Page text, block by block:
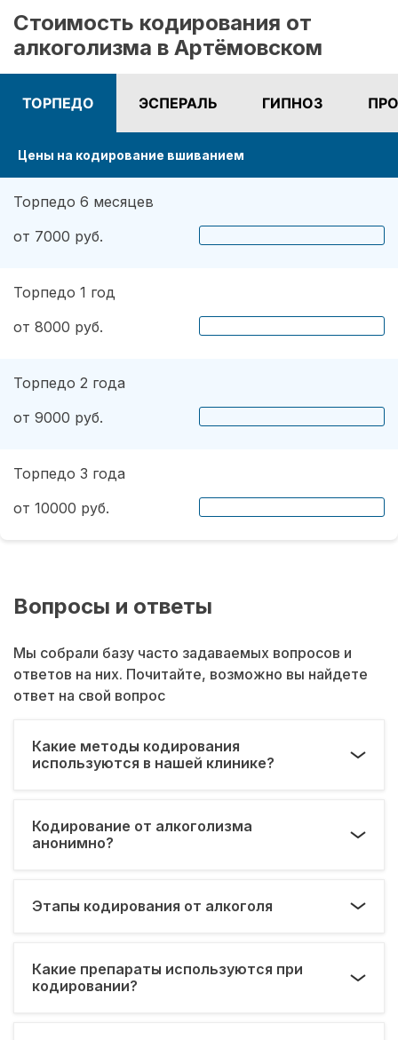
конечно не обошлось.). На учете нигде не
состою. И вот срок кодировки уже прошел,
но я пить не хочу совсем. Я отказался от
употребления алкоголя навсегда. Спасибо!
Стоимость кодирования от
алкоголизма в Артёмовском
ТОРПЕДО ЭСПЕРАЛЬ ГИПНОЗ
Цены на кодирование вшиванием
Торпедо 6 месяцев
от 7000 руб.
Торпедо 1 год
от 8000 руб.
Торпедо 2 года
от 9000 руб.
Торпедо 3 года
от 10000 руб.
Вопросы и ответы
Мы собрали базу часто задаваемых вопросов и
ответов на них. Почитайте, возможно вы найдете
ответ на свой вопрос
Какие методы кодирования
используются в нашей клинике?
Кодирование от алкоголизма
анонимно?
Этапы кодирования от алкоголя
Какие препараты используются при
кодировании?